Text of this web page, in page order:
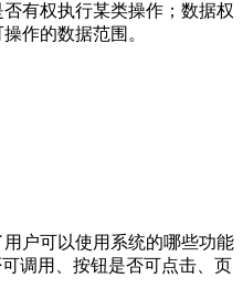
有权执行某类操作；数据权
作的数据范围。
户可以使用系统的哪些功能
调用、按钮是否可点击、页